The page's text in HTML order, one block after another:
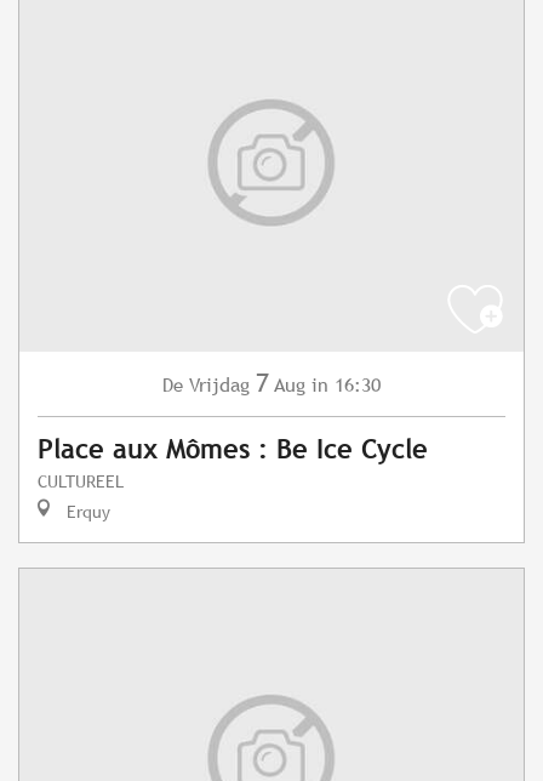
De Vrijdag 7 Aug in 16:30
Place aux Mômes : Be Ice Cycle
CULTUREEL
Erquy